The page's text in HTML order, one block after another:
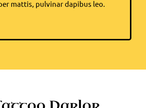
mattis, pulvinar dapibus leo.